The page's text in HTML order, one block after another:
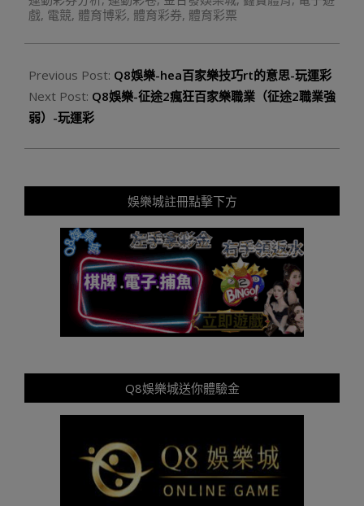
戲, 電競, 體育博彩, 體育彩券, 體育彩票
Previous Post: Q8娛樂-hea百家樂技巧rt的意思-玩運彩
Next Post: Q8娛樂-征途2瘋狂百家樂職業（征途2職業強
弱）-玩運彩
娛樂城註冊點擊下方
Q8娛樂城送你體驗金